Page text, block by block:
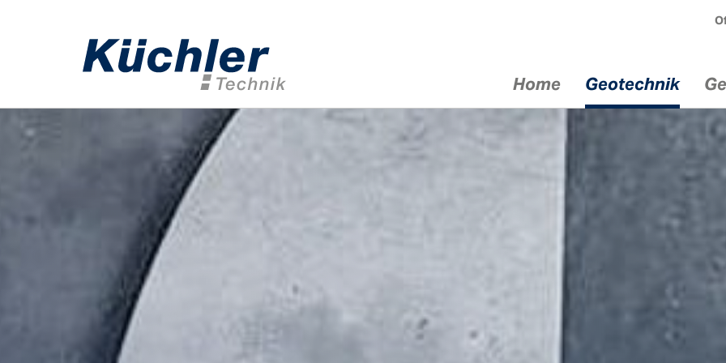
Home Geotechnik
Home Geotechnik
Bohrwerk­zeuge
Geothermie
Geräte
Comacchio
Bohrlafetten
Mietgeräte
Service /
Beratung /
Anker-